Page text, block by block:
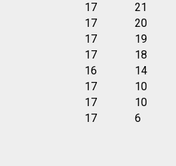
17
21
17
20
17
19
17
18
16
14
17
10
17
10
17 6